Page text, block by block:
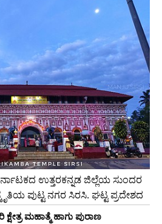
ಉತ್ತರಕನ್ನಡ ಜಿಲ್ಲೆಯ ಸುಂದರ
ಪುಟ್ಟ ನಗರ ಸಿರಸಿ. ಘಟ್ಟ ಪ್ರದೇಶದ
ಮಹಾತ್ಮೆ ಹಾಗು ಪುರಾಣ